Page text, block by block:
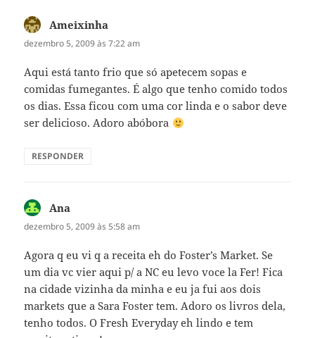
Ameixinha
dezembro 5, 2009 às 7:22 am
Aqui está tanto frio que só apetecem sopas e
comidas fumegantes. É algo que tenho comido todos
os dias. Essa ficou com uma cor linda e o sabor deve
ser delicioso. Adoro abóbora
RESPONDER
Ana
dezembro 5, 2009 às 5:58 am
Agora q eu vi q a receita eh do Foster’s Market. Se
um dia vc vier aqui p/ a NC eu levo voce la Fer! Fica
na cidade vizinha da minha e eu ja fui aos dois
markets que a Sara Foster tem. Adoro os livros dela,
tenho todos. O Fresh Everyday eh lindo e tem